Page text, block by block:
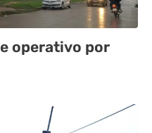
operativo por